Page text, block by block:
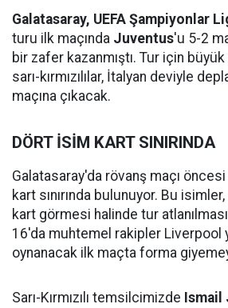
Galatasaray, UEFA Şampiyonlar
turu ilk maçında Juventus'u 5-2
bir zafer kazanmıştı. Tur için
sarı-kırmızılılar, İtalyan deviyle
maçına çıkacak.
DÖRT İSİM KART SINIRINDA
Galatasaray'da rövanş maçı
kart sınırında bulunuyor. Bu
kart görmesi halinde tur
16'da muhtemel rakipler Liverpool
oynanacak ilk maçta forma
Sarı-Kırmızılı temsilcimizde Ismail